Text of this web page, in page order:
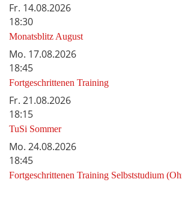
Fr. 14.08.2026
18:30
Monatsblitz August
Mo. 17.08.2026
18:45
Fortgeschrittenen Training
Fr. 21.08.2026
18:15
TuSi Sommer
Mo. 24.08.2026
18:45
Fortgeschrittenen Training Selbststudium